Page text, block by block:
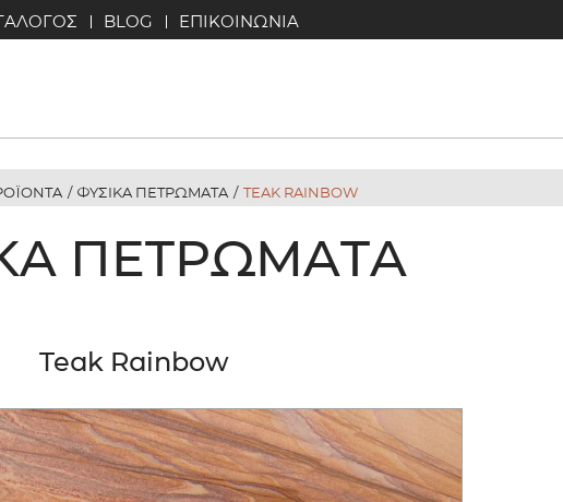
BLOG ΕΠΙΚΟΙΝΩΝΙΑ
/ ΦΥΣΙΚΑ ΠΕΤΡΩΜΑΤΑ / TEAK RAINBOW
ΠΕΤΡΏΜΑΤΑ
Teak Rainbow